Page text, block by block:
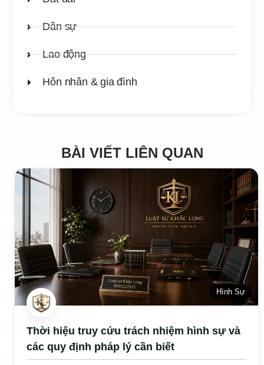
Dân sự
Lao động
Hôn nhân & gia đình
BÀI VIẾT LIÊN QUAN
Hình Sự
Thời hiệu truy cứu trách nhiệm hình sự và
các quy định pháp lý cần biết